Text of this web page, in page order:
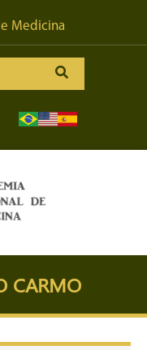
Medicina
CARMO